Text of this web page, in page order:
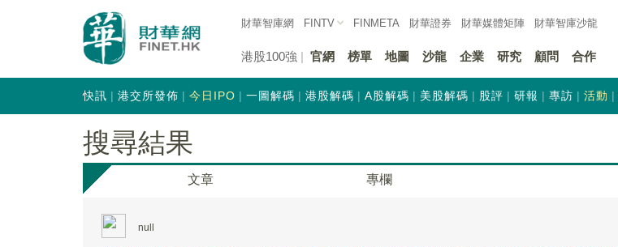
財華智庫網 FINTV FINMETA 財華證券 財華媒體矩陣 財華智庫沙龍
港股100強 官網 榜單 地圖 沙龍 企業 研究 顧問 合作
快訊 港交所發佈 今日IPO 一圖解碼 港股解碼 A股解碼 美股解碼 股評 研報 專訪 活動
搜尋結果
文章 專欄
null